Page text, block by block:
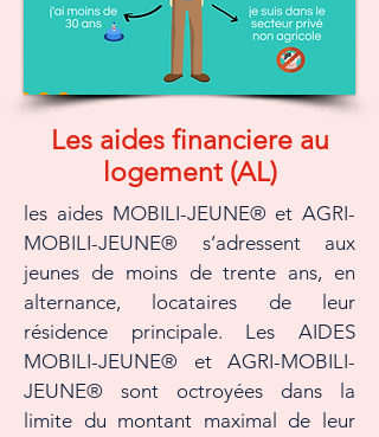
Les aides financiere au
logement (AL)
les aides MOBILI-JEUNE® et AGRI-
MOBILI-JEUNE® s’adressent aux
jeunes de moins de trente ans, en
alternance, locataires de leur
résidence principale. Les AIDES
MOBILI-JEUNE® et AGRI-MOBILI-
JEUNE® sont octroyées dans la
limite du montant maximal de leur